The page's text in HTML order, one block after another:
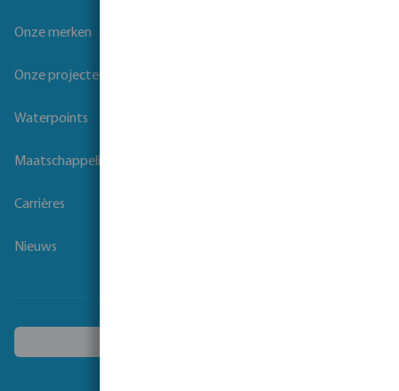
Onze merken
Onze projecten
Waterpoints
Maatschappelijk verantwoord ondernemen
Carrières
Nieuws